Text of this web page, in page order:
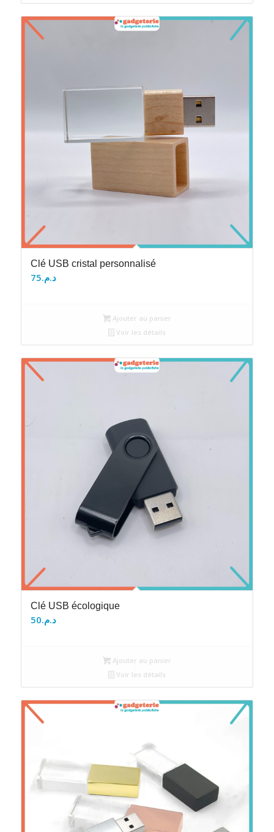
Clé USB cristal personnalisé
د.م.75
Ajouter au panier
Voir les détails
Clé USB écologique
د.م.50
Ajouter au panier
Voir les détails